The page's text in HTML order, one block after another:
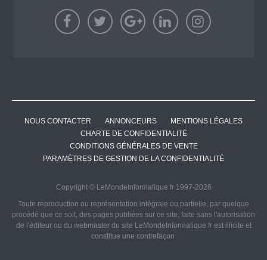
NOUS CONTACTER ANNONCEURS
MENTIONS LÉGALES
CHARTE DE CONFIDENTIALITÉ
CONDITIONS GÉNÉRALES DE VENTE
PARAMÈTRES DE GESTION DE LA CONFIDENTIALITÉ
Copyright © LeMondeInformatique.fr 1997-2026
Toute reproduction ou représentation intégrale ou partielle, par quelque
procédé que ce soit, des pages publiées sur ce site, faite sans l'autorisation
de l'éditeur ou du webmaster du site LeMondeInformatique.fr est illicite et
constitue une contrefaçon.